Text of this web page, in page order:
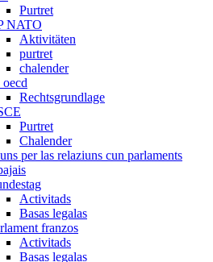
Purtret
NATO
Aktivitäten
purtret
chalender
oecd
Rechtsgrundlage
Purtret
Chalender
per las relaziuns cun parlaments
Activitads
Basas legalas
franzos
Activitads
Basas legalas